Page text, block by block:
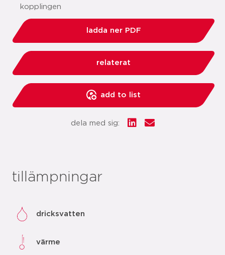
kopplingen
ladda ner PDF
relaterat
add to list
dela med sig:
tillämpningar
dricksvatten
värme